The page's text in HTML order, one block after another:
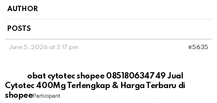
AUTHOR
POSTS
June 5, 2026 at 3:17 pm #5635
obat cytotec shopee 085180634749 Jual
Cytotec 400Mg Terlengkap & Harga Terbaru di
shopeeParticipant